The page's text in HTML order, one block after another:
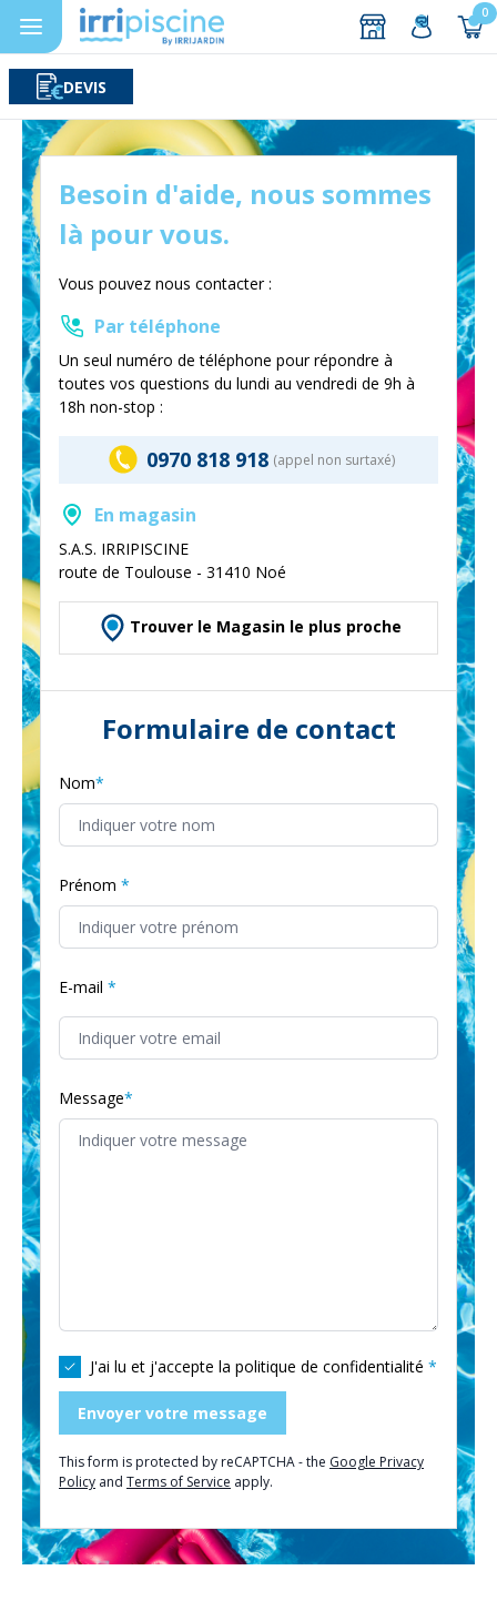
0
DEVIS
Aller au contenu
Besoin d'aide, nous sommes
là pour vous.
Vous pouvez nous contacter :
Par téléphone
Un seul numéro de téléphone pour répondre à
toutes vos questions du lundi au vendredi de 9h à
18h non-stop :
0970 818 918 (appel non surtaxé)
En magasin
S.A.S. IRRIPISCINE
route de Toulouse - 31410 Noé
Trouver le Magasin le plus proche
Formulaire de contact
Nom
Prénom
E-mail
Message
J'ai lu et j'accepte la politique de confidentialité
Envoyer votre message
This form is protected by reCAPTCHA - the Google Privacy
Policy and Terms of Service apply.